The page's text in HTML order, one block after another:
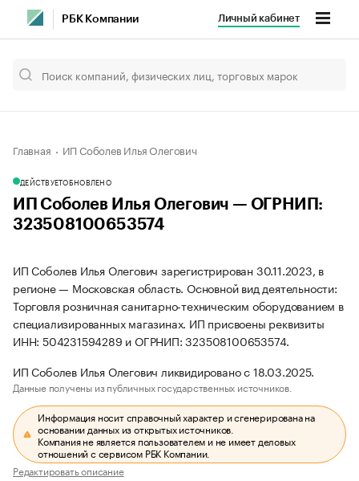
РБК Компании Личный кабинет
Главная ИП Соболев Илья Олегович
ДЕЙСТВУЕТОБНОВЛЕНО
ИП Соболев Илья Олегович — ОГРНИП:
323508100653574
ИП Соболев Илья Олегович зарегистрирован 30.11.2023, в
регионе — Московская область. Основной вид деятельности:
Торговля розничная санитарно-техническим оборудованием в
специализированных магазинах. ИП присвоены реквизиты
ИНН: 504231594289 и ОГРНИП: 323508100653574.
ИП Соболев Илья Олегович ликвидировано с 18.03.2025.
Данные получены из публичных государственных источников.
Информация носит справочный характер и сгенерирована на
основании данных из открытых источников.
Компания не является пользователем и не имеет деловых
отношений с сервисом РБК Компании.
Редактировать описание